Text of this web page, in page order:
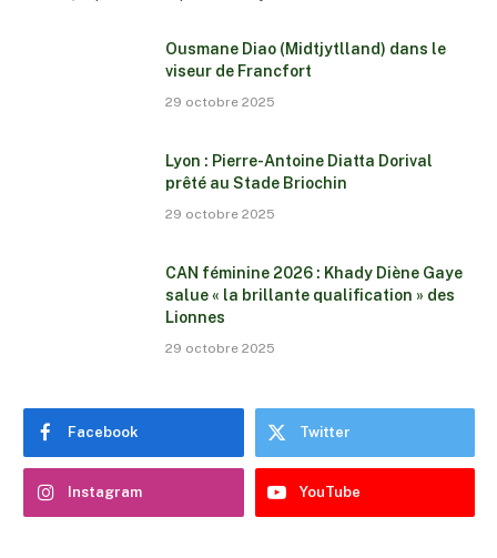
Ousmane Diao (Midtjytlland) dans le
viseur de Francfort
29 octobre 2025
Lyon : Pierre-Antoine Diatta Dorival
prêté au Stade Briochin
29 octobre 2025
CAN féminine 2026 : Khady Diène Gaye
salue « la brillante qualification » des
Lionnes
29 octobre 2025
Facebook Twitter
Instagram YouTube